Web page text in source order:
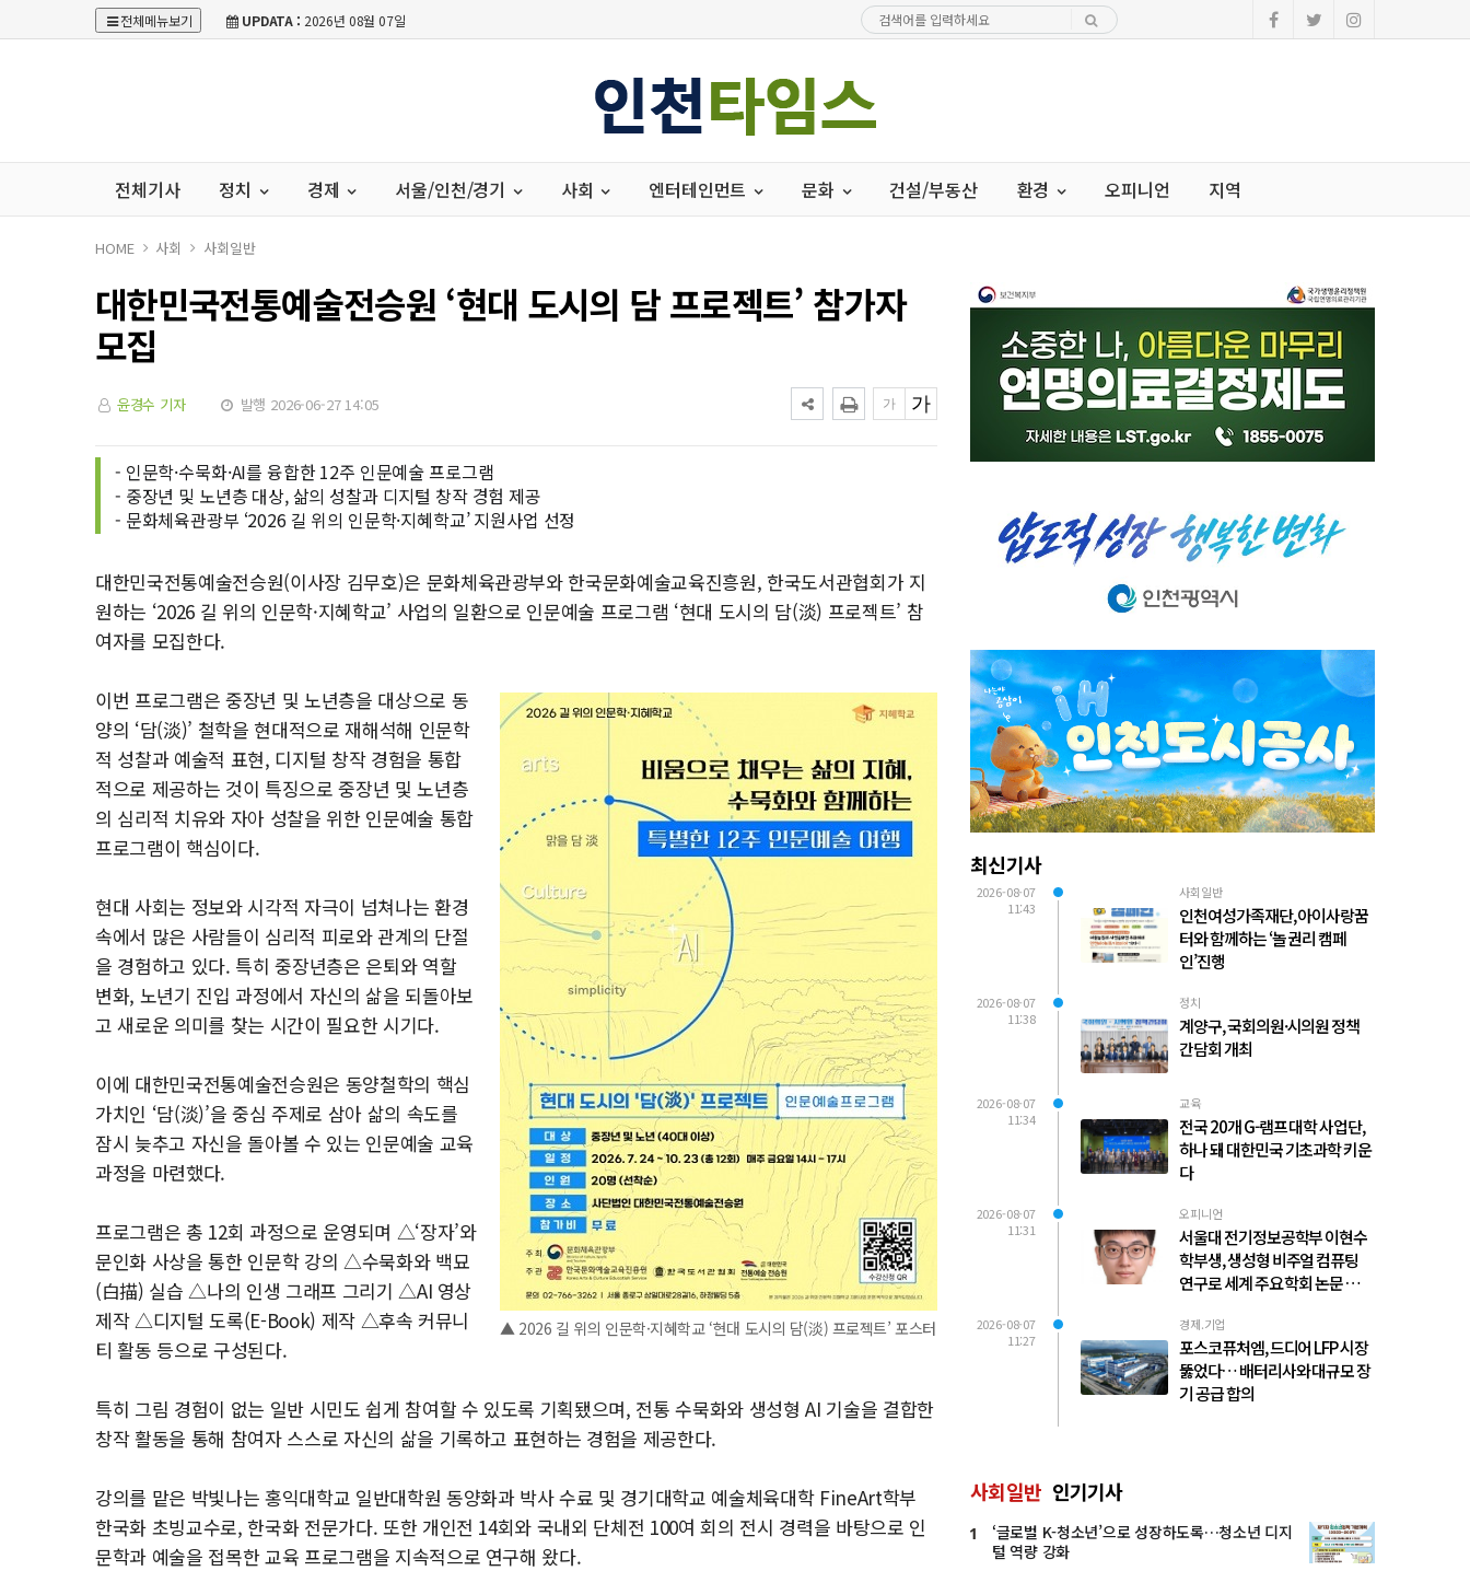
전체메뉴보기 UPDATA : 2026년 08월 07일
전체기사 정치 경제 서울/인천/경기 사회 엔터테인먼트 문화 건설/부동산 환경 오피니언 지역
HOME 사회 사회일반
대한민국전통예술전승원 ‘현대 도시의 담 프로젝트’ 참가자
모집
윤경수 기자 발행 2026-06-27 14:05
- 인문학·수묵화·AI를 융합한 12주 인문예술 프로그램
- 중장년 및 노년층 대상, 삶의 성찰과 디지털 창작 경험 제공
- 문화체육관광부 ‘2026 길 위의 인문학·지혜학교’ 지원사업 선정
대한민국전통예술전승원(이사장 김무호)은 문화체육관광부와 한국문화예술교육진흥원, 한국도서관협회가 지
원하는 ‘2026 길 위의 인문학·지혜학교’ 사업의 일환으로 인문예술 프로그램 ‘현대 도시의 담(淡) 프로젝트’ 참
여자를 모집한다.
▲ 2026 길 위의 인문학·지혜학교 ‘현대 도시의 담(淡) 프로젝트’ 포스터
이번 프로그램은 중장년 및 노년층을 대상으로 동
양의 ‘담(淡)’ 철학을 현대적으로 재해석해 인문학
적 성찰과 예술적 표현, 디지털 창작 경험을 통합
적으로 제공하는 것이 특징으로 중장년 및 노년층
의 심리적 치유와 자아 성찰을 위한 인문예술 통합
프로그램이 핵심이다.
현대 사회는 정보와 시각적 자극이 넘쳐나는 환경
속에서 많은 사람들이 심리적 피로와 관계의 단절
을 경험하고 있다. 특히 중장년층은 은퇴와 역할
변화, 노년기 진입 과정에서 자신의 삶을 되돌아보
고 새로운 의미를 찾는 시간이 필요한 시기다.
이에 대한민국전통예술전승원은 동양철학의 핵심
가치인 ‘담(淡)’을 중심 주제로 삼아 삶의 속도를
잠시 늦추고 자신을 돌아볼 수 있는 인문예술 교육
과정을 마련했다.
프로그램은 총 12회 과정으로 운영되며 △‘장자’와
문인화 사상을 통한 인문학 강의 △수묵화와 백묘
(白描) 실습 △나의 인생 그래프 그리기 △AI 영상
제작 △디지털 도록(E-Book) 제작 △후속 커뮤니
티 활동 등으로 구성된다.
특히 그림 경험이 없는 일반 시민도 쉽게 참여할 수 있도록 기획됐으며, 전통 수묵화와 생성형 AI 기술을 결합한
창작 활동을 통해 참여자 스스로 자신의 삶을 기록하고 표현하는 경험을 제공한다.
강의를 맡은 박빛나는 홍익대학교 일반대학원 동양화과 박사 수료 및 경기대학교 예술체육대학 FineArt학부
한국화 초빙교수로, 한국화 전문가다. 또한 개인전 14회와 국내외 단체전 100여 회의 전시 경력을 바탕으로 인
문학과 예술을 접목한 교육 프로그램을 지속적으로 연구해 왔다.
최신기사
2026-08-07
11:43
사회일반
인천여성가족재단, 아이사랑꿈
터와 함께하는 ‘놀 권리 캠페
인’진행
2026-08-07
11:38
정치
계양구, 국회의원·시의원 정책
간담회 개최
2026-08-07
11:34
교육
전국 20개 G-램프 대학 사업단,
하나 돼 대한민국 기초과학 키운
다
2026-08-07
11:31
오피니언
서울대 전기정보공학부 이현수
학부생, 생성형 비주얼 컴퓨팅
연구로 세계 주요 학회 논문 다수
2026-08-07
11:27
경제.기업
포스코퓨처엠, 드디어 LFP 시장
뚫었다… 배터리사와 대규모 장
기 공급 합의
사회일반 인기기사
1
‘글로벌 K-청소년’으로 성장하도록…청소년 디지
털 역량 강화